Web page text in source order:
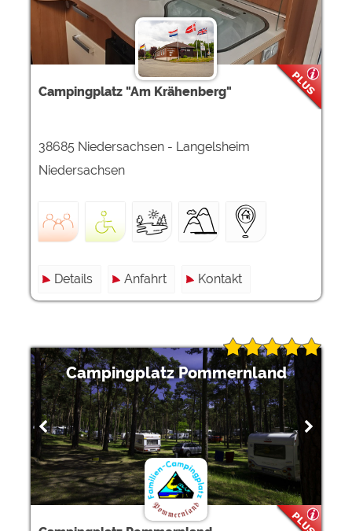
Campingplatz "Am Krähenberg"
38685 Niedersachsen - Langelsheim
Niedersachsen
Details Anfahrt Kontakt
Campingplatz Pommernland